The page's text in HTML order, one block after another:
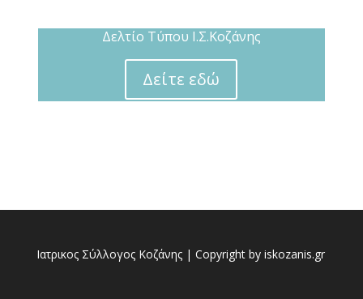
Δελτίο Τύπου Ι.Σ.Κοζάνης
Δείτε εδώ
Ιατρικος Σύλλογος Κοζάνης | Copyright by iskozanis.gr